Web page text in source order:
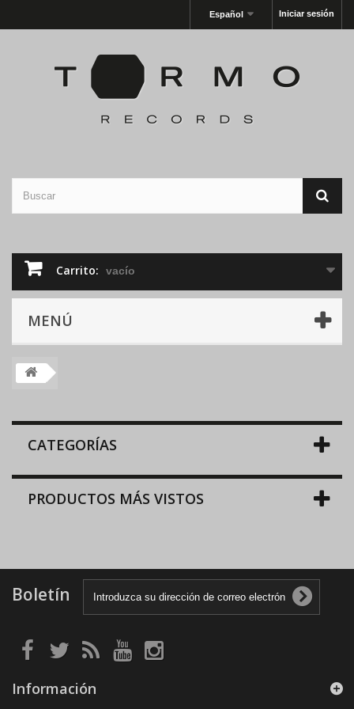
Iniciar sesión
Español
Carrito: vacío
MENÚ
CATEGORÍAS
PRODUCTOS MÁS VISTOS
Boletín
Información